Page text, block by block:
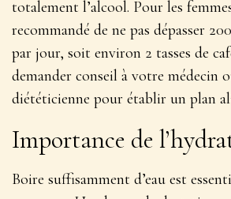
totalement l’alcool. Pour les
recommandé de ne pas dépasser
par jour, soit environ 2 tasses de
demander conseil à votre médecin
diététicienne pour établir un plan
Importance de
Boire suffisamment d’eau est